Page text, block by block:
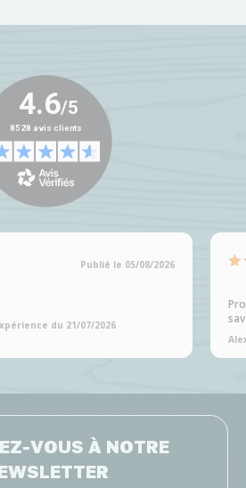
Publié le 05/08/2026
du 21/07/2026
VOUS À NOTRE